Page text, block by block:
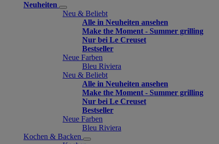
Neuheiten
Neu & Beliebt
Alle in Neuheiten ansehen
Make the Moment - Summer grilling
Nur bei Le Creuset
Bestseller
Neue Farben
Bleu Riviera
Neu & Beliebt
Alle in Neuheiten ansehen
Make the Moment - Summer grilling
Nur bei Le Creuset
Bestseller
Neue Farben
Bleu Riviera
Kochen & Backen